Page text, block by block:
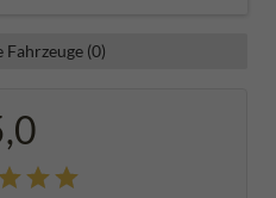
Fahrzeuge (0)